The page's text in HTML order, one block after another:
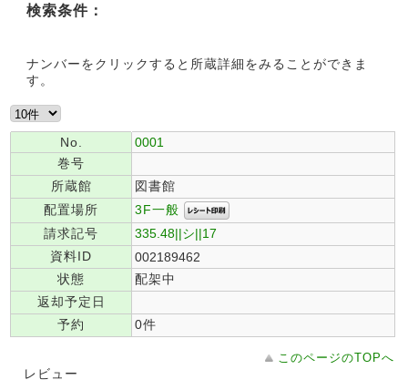
検索条件：
ナンバーをクリックすると所蔵詳細をみることができま
す。
No.
0001
巻号
所蔵館
図書館
配置場所
3F一般
請求記号
335.48||シ||17
資料ID
002189462
状態
配架中
返却予定日
予約
0件
このページのTOPへ
レビュー